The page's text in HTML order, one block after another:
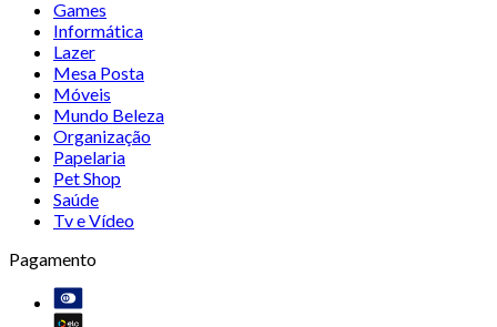
Games
Informática
Lazer
Mesa Posta
Móveis
Mundo Beleza
Organização
Papelaria
Pet Shop
Saúde
Tv e Vídeo
Pagamento